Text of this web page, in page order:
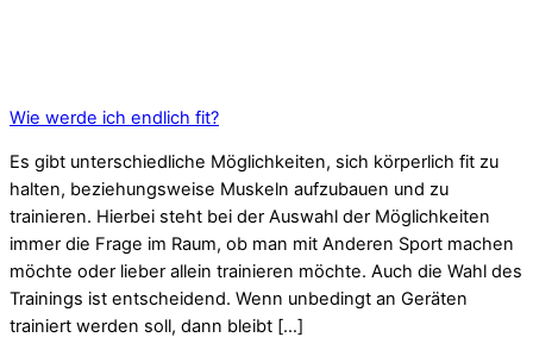
Wie werde ich endlich fit?
Es gibt unterschiedliche Möglichkeiten, sich körperlich fit zu
halten, beziehungsweise Muskeln aufzubauen und zu
trainieren. Hierbei steht bei der Auswahl der Möglichkeiten
immer die Frage im Raum, ob man mit Anderen Sport machen
möchte oder lieber allein trainieren möchte. Auch die Wahl des
Trainings ist entscheidend. Wenn unbedingt an Geräten
trainiert werden soll, dann bleibt […]